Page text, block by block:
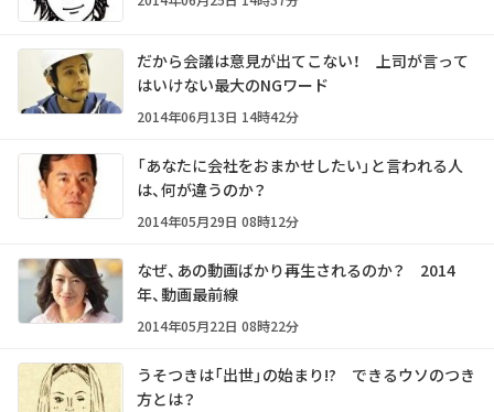
だから会議は意見が出てこない！ 上司が言って
はいけない最大のNGワード
2014年06月13日 14時42分
「あなたに会社をおまかせしたい」と言われる人
は、何が違うのか？
2014年05月29日 08時12分
なぜ、あの動画ばかり再生されるのか？ 2014
年、動画最前線
2014年05月22日 08時22分
うそつきは「出世」の始まり!? できるウソのつき
方とは？